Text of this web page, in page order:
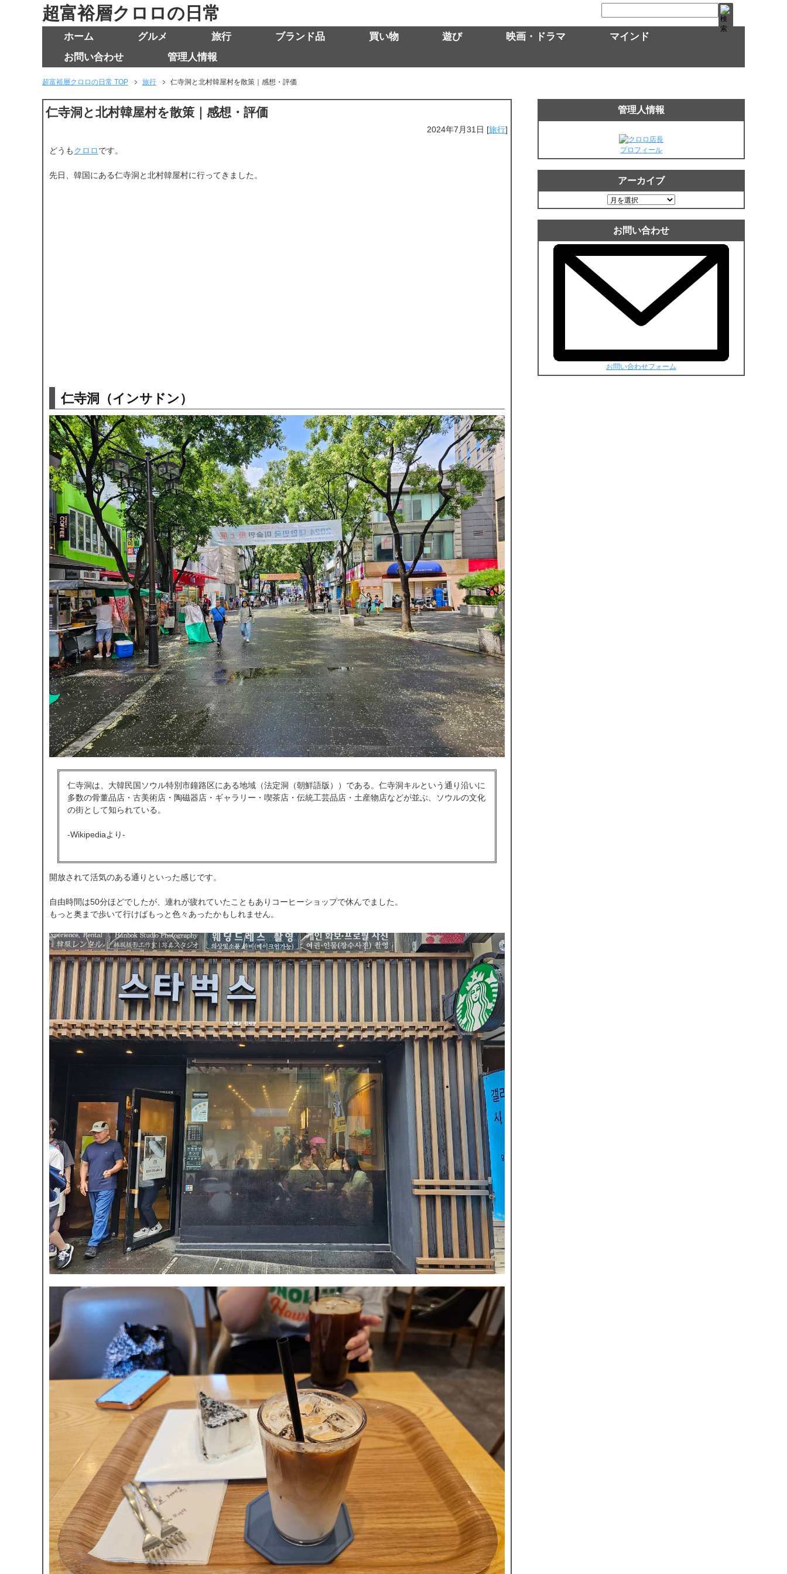
超富裕層クロロの日常
ホーム グルメ 旅行 ブランド品 買い物 遊び 映画・ドラマ
マインド
お問い合わせ
管理人情報
超富裕層クロロの日常 TOP 旅行 仁寺洞と北村韓屋村を散策｜感想・評価
仁寺洞と北村韓屋村を散策｜感想・評価
2024年7月31日 [旅行]
どうもクロロです。
先日、韓国にある仁寺洞と北村韓屋村に行ってきました。
仁寺洞（インサドン）
仁寺洞は、大韓民国ソウル特別市鐘路区にある地域（法定洞（朝鮮語版））である。仁寺洞キルという通り沿いに
多数の骨董品店・古美術店・陶磁器店・ギャラリー・喫茶店・伝統工芸品店・土産物店などが並ぶ、ソウルの文化
の街として知られている。
-Wikipediaより-
開放されて活気のある通りといった感じです。
自由時間は50分ほどでしたが、連れが疲れていたこともありコーヒーショップで休んでました。
もっと奥まで歩いて行けばもっと色々あったかもしれません。
管理人情報
プロフィール
アーカイブ
ア
ー
カ
ブ
お問い合わせ
お問い合わせフォーム